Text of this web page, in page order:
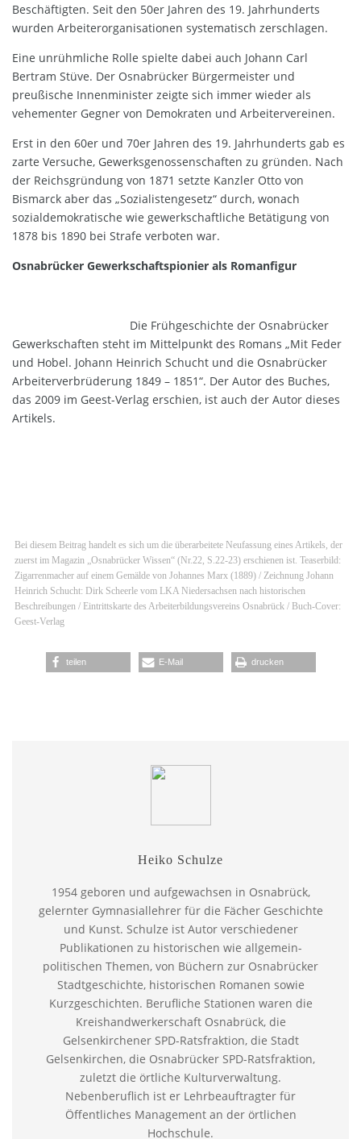
Beschäftigten. Seit den 50er Jahren des 19. Jahrhunderts
wurden Arbeiterorganisationen systematisch zerschlagen.
Eine unrühmliche Rolle spielte dabei auch Johann Carl
Bertram Stüve. Der Osnabrücker Bürgermeister und
preußische Innenminister zeigte sich immer wieder als
vehementer Gegner von Demokraten und Arbeitervereinen.
Erst in den 60er und 70er Jahren des 19. Jahrhunderts gab es
zarte Versuche, Gewerksgenossenschaften zu gründen. Nach
der Reichsgründung von 1871 setzte Kanzler Otto von
Bismarck aber das „Sozialistengesetz“ durch, wonach
sozialdemokratische wie gewerkschaftliche Betätigung von
1878 bis 1890 bei Strafe verboten war.
Osnabrücker Gewerkschaftspionier als Romanfigur
Die Frühgeschichte der Osnabrücker
Gewerkschaften steht im Mittelpunkt des Romans „Mit Feder
und Hobel. Johann Heinrich Schucht und die Osnabrücker
Arbeiterverbrüderung 1849 – 1851“. Der Autor des Buches,
das 2009 im Geest-Verlag erschien, ist auch der Autor dieses
Artikels.
Bei diesem Beitrag handelt es sich um die überarbeitete Neufassung eines Artikels, der
zuerst im Magazin „Osnabrücker Wissen“ (Nr.22, S.22-23) erschienen ist. Teaserbild:
Zigarrenmacher auf einem Gemälde von Johannes Marx (1889) / Zeichnung Johann
Heinrich Schucht: Dirk Scheerle vom LKA Niedersachsen nach historischen
Beschreibungen / Eintrittskarte des Arbeiterbildungsvereins Osnabrück / Buch-Cover:
Geest-Verlag
teilen E-Mail drucken
Heiko Schulze
1954 geboren und aufgewachsen in Osnabrück,
gelernter Gymnasiallehrer für die Fächer Geschichte
und Kunst. Schulze ist Autor verschiedener
Publikationen zu historischen wie allgemein-
politischen Themen, von Büchern zur Osnabrücker
Stadtgeschichte, historischen Romanen sowie
Kurzgeschichten. Berufliche Stationen waren die
Kreishandwerkerschaft Osnabrück, die
Gelsenkirchener SPD-Ratsfraktion, die Stadt
Gelsenkirchen, die Osnabrücker SPD-Ratsfraktion,
zuletzt die örtliche Kulturverwaltung.
Nebenberuflich ist er Lehrbeauftragter für
Öffentliches Management an der örtlichen
Hochschule.